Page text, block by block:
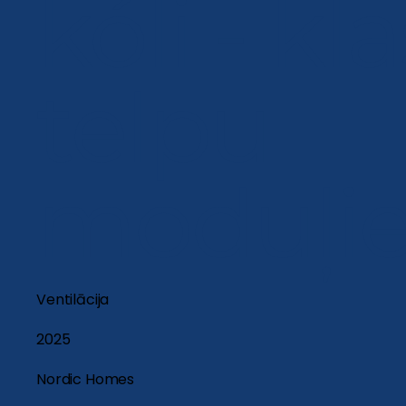
Ventilācija
2025
Nordic Homes